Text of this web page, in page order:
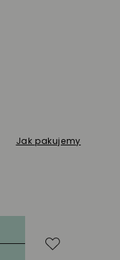
Jak pakujemy